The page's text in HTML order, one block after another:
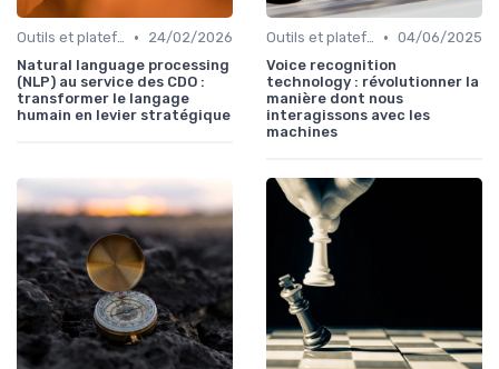
Outils et plateformes •
24/02/2026
Natural language processing
(NLP) au service des CDO :
transformer le langage
humain en levier stratégique
Outils et plateformes • 04/06/2025
Voice recognition
technology : révolutionner la
manière dont nous
interagissons avec les
machines